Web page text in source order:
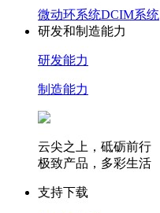
微动环系统DCIM系统
研发和制造能力
研发能力
制造能力
云尖之上，砥砺前行
极致产品，多彩生活
支持下载